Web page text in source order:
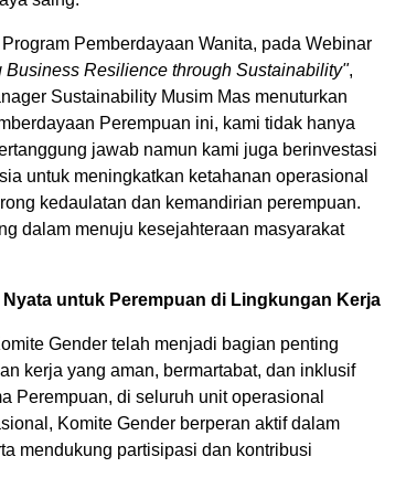
Pemberdayaan Wanita, pada Webinar
Business Resilience through Sustainability",
Sustainability Musim Mas menuturkan
Perempuan ini, kami tidak hanya
jawab namun kami juga berinvestasi
untuk meningkatkan ketahanan operasional
kedaulatan dan kemandirian perempuan.
dalam menuju kesejahteraan masyarakat
Nyata untuk Perempuan di Lingkungan Kerja
Gender telah menjadi bagian penting
kerja yang aman, bermartabat, dan inklusif
Perempuan, di seluruh unit operasional
Komite Gender berperan aktif dalam
mendukung partisipasi dan kontribusi